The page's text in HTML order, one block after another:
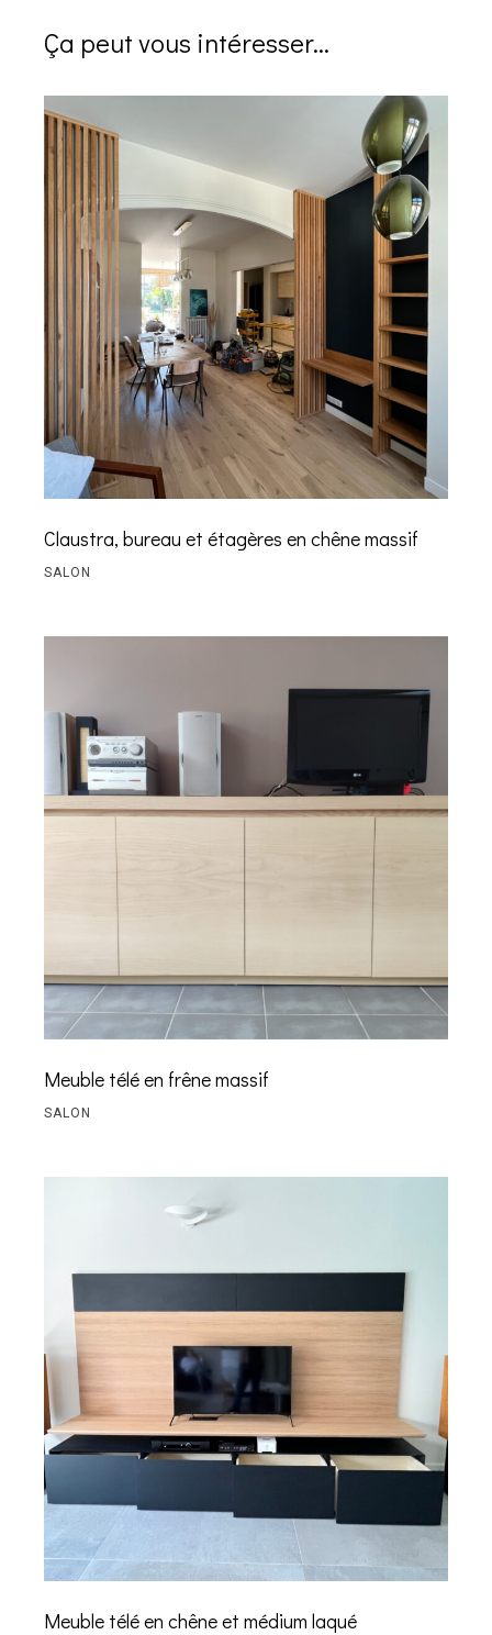
Ça peut vous intéresser...
Claustra, bureau et étagères en chêne massif
SALON
Meuble télé en frêne massif
SALON
Meuble télé en chêne et médium laqué